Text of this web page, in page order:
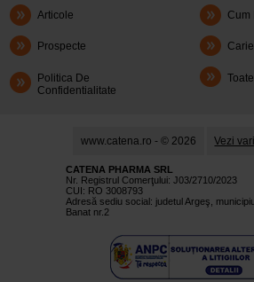
Articole Cum
Prospecte
Politica De
Confidentialitate
www.catena.ro - © 2026 Vezi
CATENA PHARMA SRL
Nr. Registrul Comerţului: J03/2710/2023
CUI: RO 3008793
Adresă sediu social: judetul Argeş,
Banat nr.2